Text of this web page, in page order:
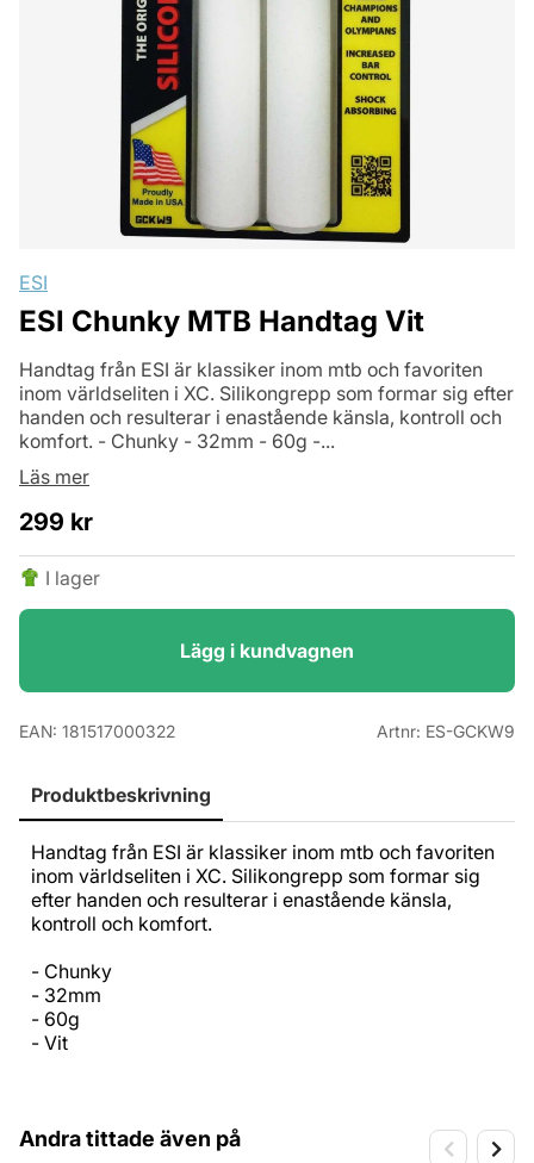
ESI
ESI Chunky MTB Handtag Vit
Handtag från ESI är klassiker inom mtb och favoriten
inom världseliten i XC. Silikongrepp som formar sig efter
handen och resulterar i enastående känsla, kontroll och
komfort. - Chunky - 32mm - 60g -...
Läs mer
299 kr
I lager
Lägg i kundvagnen
EAN: 181517000322 Artnr: ES-GCKW9
Produktbeskrivning
Handtag från ESI är klassiker inom mtb och favoriten
inom världseliten i XC. Silikongrepp som formar sig
efter handen och resulterar i enastående känsla,
kontroll och komfort.
- Chunky
- 32mm
- 60g
- Vit
Andra tittade även på